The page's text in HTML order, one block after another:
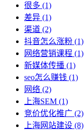
很多 (1)
差异 (1)
渠道 (2)
抖音怎么涨粉 (1)
网络营销课程 (1)
新媒体传播 (1)
seo怎么赚钱 (1)
网络 (2)
上海SEM (1)
竞价优化推广 (2)
上海网站建设 (8)